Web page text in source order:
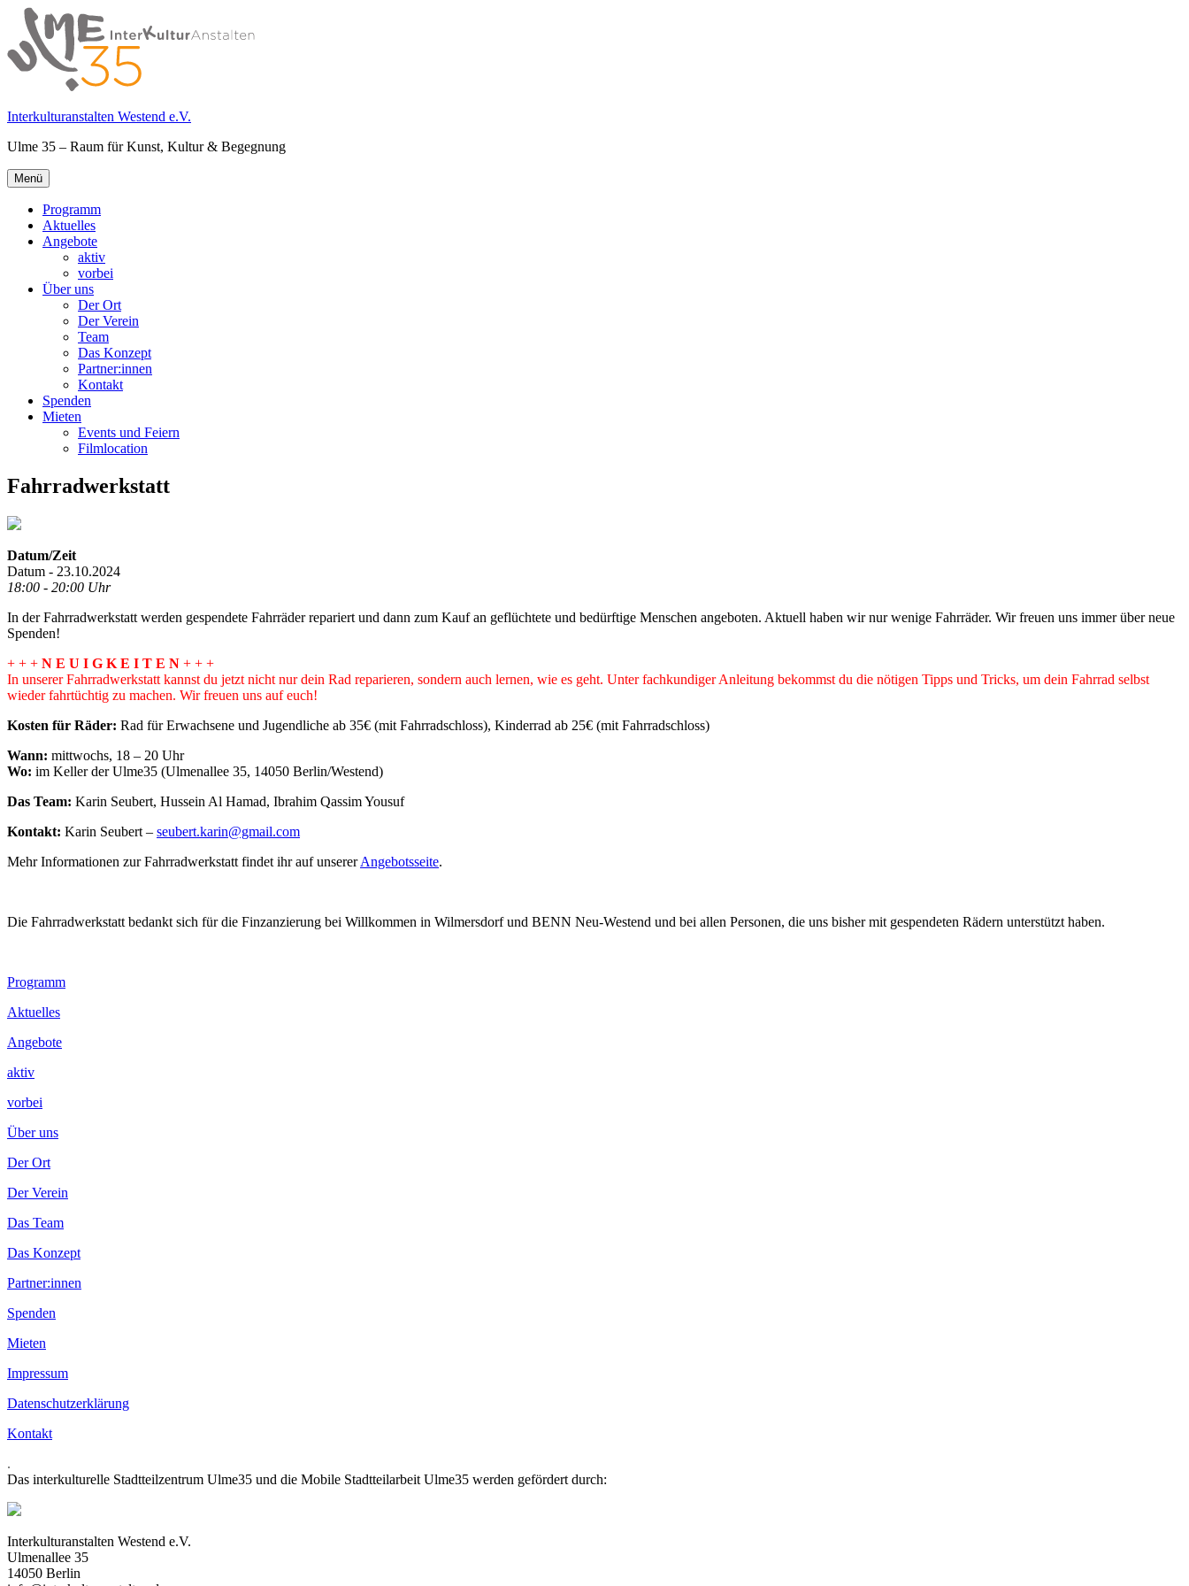
Springe
zum
Inhalt
Interkulturanstalten Westend e.V.
Ulme 35 – Raum für Kunst, Kultur & Begegnung
Primäres
Menü
Menü
Programm
Aktuelles
Angebote
aktiv
vorbei
Über uns
Der Ort
Der Verein
Team
Das Konzept
Partner:innen
Kontakt
Spenden
Mieten
Events und Feiern
Filmlocation
Fahrradwerkstatt
Datum/Zeit
Datum - 23.10.2024
18:00 - 20:00 Uhr
In der Fahrradwerkstatt werden gespendete Fahrräder repariert und dann zum Kauf an geflüchtete und bedürftige Menschen angeboten. Aktuell haben wir nur wenige Fahrräder. Wir freuen uns immer über neue
Spenden!
+ + + N E U I G K E I T E N + + +
In unserer Fahrradwerkstatt kannst du jetzt nicht nur dein Rad reparieren, sondern auch lernen, wie es geht. Unter fachkundiger Anleitung bekommst du die nötigen Tipps und Tricks, um dein Fahrrad selbst
wieder fahrtüchtig zu machen. Wir freuen uns auf euch!
Kosten für Räder: Rad für Erwachsene und Jugendliche ab 35€ (mit Fahrradschloss), Kinderrad ab 25€ (mit Fahrradschloss)
Wann: mittwochs, 18 – 20 Uhr
Wo: im Keller der Ulme35 (Ulmenallee 35, 14050 Berlin/Westend)
Das Team: Karin Seubert, Hussein Al Hamad, Ibrahim Qassim Yousuf
Kontakt: Karin Seubert – seubert.karin@gmail.com
Mehr Informationen zur Fahrradwerkstatt findet ihr auf unsererAngebotsseite.
Die Fahrradwerkstatt bedankt sich für die Finzanzierung bei Willkommen in Wilmersdorf und BENN Neu-Westend und bei allen Personen, die uns bisher mit gespendeten Rädern unterstützt haben.
Footer
Inhalt
Programm
Aktuelles
Angebote
aktiv
vorbei
Über uns
Der Ort
Der Verein
Das Team
Das Konzept
Partner:innen
Spenden
Mieten
Impressum
Datenschutzerklärung
Kontakt
.
Das interkulturelle Stadtteilzentrum Ulme35 und die Mobile Stadtteilarbeit Ulme35 werden gefördert durch:
Interkulturanstalten Westend e.V.
Ulmenallee 35
14050 Berlin